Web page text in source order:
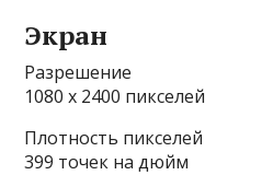
Экран
Разрешение
1080 x 2400 пикселей
Плотность пикселей
399 точек на дюйм